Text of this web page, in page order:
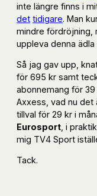
inte längre finns i
det tidigare. Man
mindre fördröjning,
uppleva denna ädla
Så jag gav upp,
för 695 kr samt
abonnemang för
Axxess, vad nu det
tillval för 29 kr i
Eurosport , i
mig TV4 Sport
Tack.